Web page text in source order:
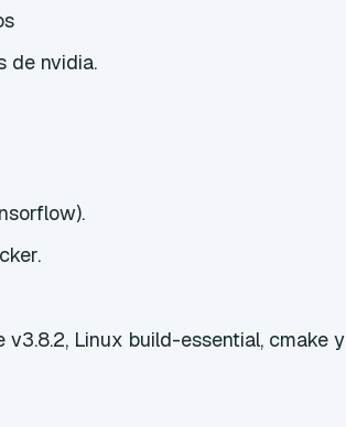
de nvidia.
Linux build-essential, cmake y